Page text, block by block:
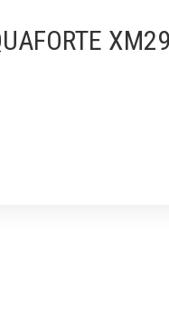
XM29